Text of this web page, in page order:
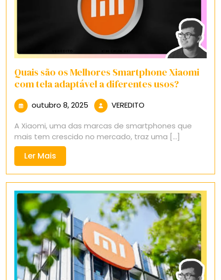
Quais são os Melhores Smartphone Xiaomi
com tela adaptável a diferentes usos?
outubro 8, 2025 outubro
2025
VEREDITO
A Xiaomi, uma das marcas de smartphones que
mais tem crescido no mercado, traz uma [...]
Ler Mais
Mais